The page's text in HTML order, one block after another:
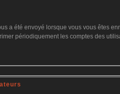
a été envoyé lorsque vous vous êtes
périodiquement les comptes des